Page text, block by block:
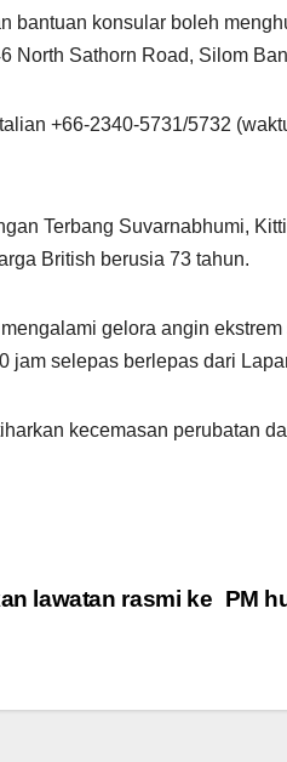
bantuan konsular boleh
North Sathorn Road, Silom
+66-2340-5731/5732
Terbang Suvarnabhumi,
British berusia 73 tahun.
gelora angin
jam selepas berlepas dari
kecemasan perubatan
PM
lawatan rasmi ke